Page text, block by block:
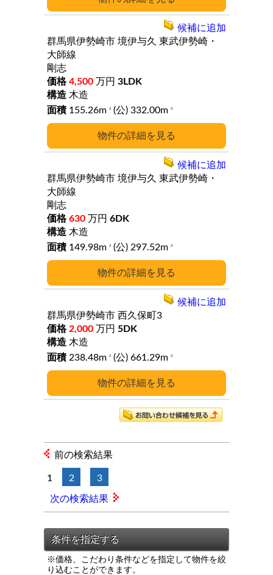
詳細
群馬県伊勢崎市 境伊与久 東武伊勢崎・
大師線
剛志
4,500 万円 3LDK
木造
155.26m
2 (公) 332.00m 2
候補に追加
詳細
群馬県伊勢崎市 境伊与久 東武伊勢崎・
大師線
剛志
630 万円 6DK
木造
149.98m
2 (公) 297.52m 2
候補に追加
詳細
群馬県伊勢崎市 西久保町3
2,000 万円 5DK
木造
238.48m
2 (公) 661.29m 2
候補に追加
前の検索結果
1 2 3
次の検索結果
※価格、こだわり条件などを指定して物件を絞
り込むことができます。